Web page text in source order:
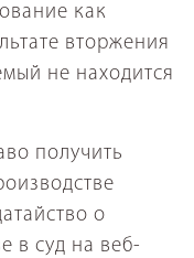
как
вторжения
не находится
получить
о
в суд на веб-